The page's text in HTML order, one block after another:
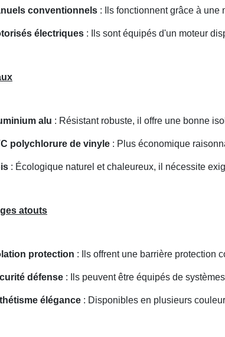
conventionnels : Ils fonctionnent grâce à
électriques : Ils sont équipés d'un moteur
alu : Résistant robuste, il offre une bonne
polychlorure de vinyle : Plus économique
: Écologique naturel et chaleureux, il nécessite
atouts
protection : Ils offrent une barrière protection
défense : Ils peuvent être équipés de
élégance : Disponibles en plusieurs